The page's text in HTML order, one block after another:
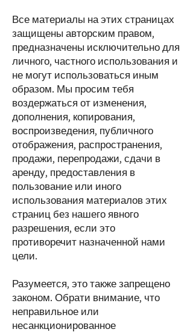
Все материалы на этих страницах
защищены авторским правом,
предназначены исключительно для
личного, частного использования и
не могут использоваться иным
образом. Мы просим тебя
воздержаться от изменения,
дополнения, копирования,
воспроизведения, публичного
отображения, распространения,
продажи, перепродажи, сдачи в
аренду, предоставления в
пользование или иного
использования материалов этих
страниц без нашего явного
разрешения, если это
противоречит назначенной нами
цели.
Разумеется, это также запрещено
законом. Обрати внимание, что
неправильное или
несанкционированное